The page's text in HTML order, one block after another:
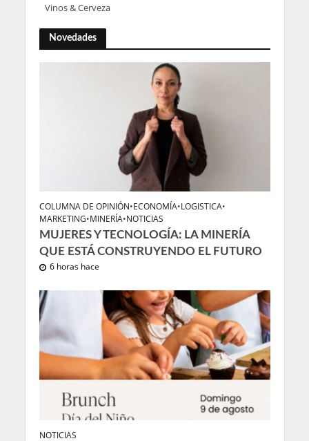
Vinos & Cerveza
Novedades
COLUMNA DE OPINIÓN•ECONOMÍA•LOGISTICA•
MARKETING•MINERÍA•NOTICIAS
MUJERES Y TECNOLOGÍA: LA MINERÍA
QUE ESTÁ CONSTRUYENDO EL FUTURO
6 horas hace
NOTICIAS